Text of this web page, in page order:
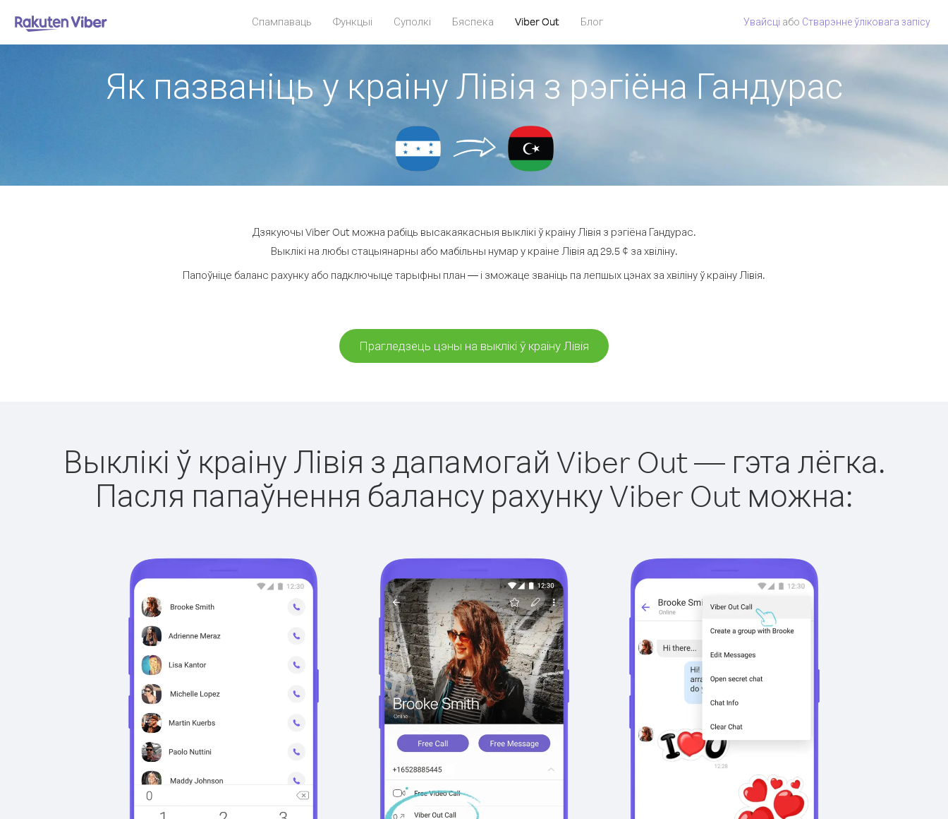
Спампаваць Функцыі Суполкі Бяспека Viber Out Блог Увайсці або Стварэнне ўліковага запісу
Як пазваніць у краіну Лівія з рэгіёна Гандурас
Дзякуючы Viber Out можна рабіць высакаякасныя выклікі ў краіну Лівія з рэгіёна Гандурас.
Выклікі на любы стацыянарны або мабільны нумар у краіне Лівія ад 29.5 ¢ за хвіліну.
Папоўніце баланс рахунку або падключыце тарыфны план — і зможаце званіць па лепшых цэнах за хвіліну ў краіну Лівія.
Прагледзець цэны на выклікі ў краіну Лівія
Выклікі ў краіну Лівія з дапамогай Viber Out — гэта лёгка.
Пасля папаўнення балансу рахунку Viber Out можна: